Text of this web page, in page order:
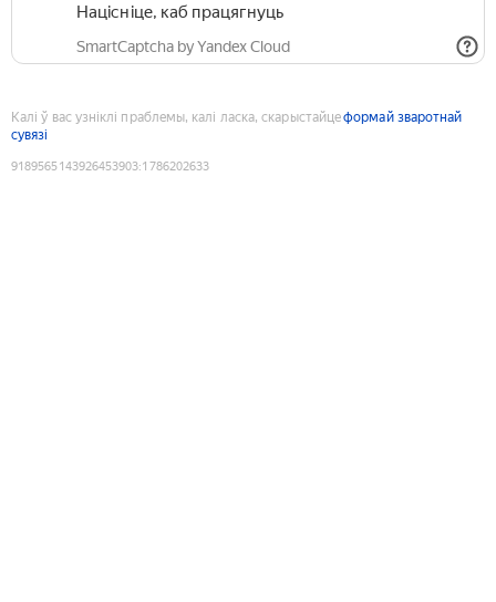
Націсніце, каб працягнуць
SmartCaptcha by Yandex Cloud
Калі ў вас узніклі праблемы, калі ласка, скарыстайцеформай зваротнай
сувязі
9189565143926453903:1786202633